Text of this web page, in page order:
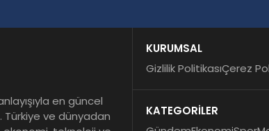
en güncel
Türkiye ve dünyadan
KURUMSAL
Gizlilik PolitikasıÇerez
KATEGORİLER